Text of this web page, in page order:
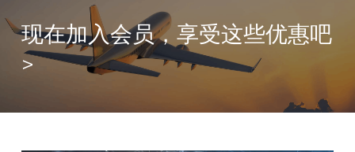
现在加入会员，享受这些优惠吧
>